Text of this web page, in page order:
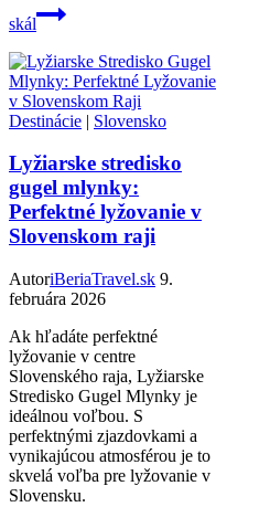
skál
Destinácie | Slovensko
Lyžiarske stredisko
gugel mlynky:
Perfektné lyžovanie v
Slovenskom raji
AutoriBeriaTravel.sk 9.
februára 2026
Ak hľadáte perfektné
lyžovanie v centre
Slovenského raja, Lyžiarske
Stredisko Gugel Mlynky je
ideálnou voľbou. S
perfektnými zjazdovkami a
vynikajúcou atmosférou je to
skvelá voľba pre lyžovanie v
Slovensku.